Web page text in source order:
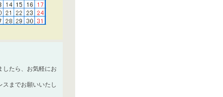
したら、お気軽にお
スまでお願いいたし